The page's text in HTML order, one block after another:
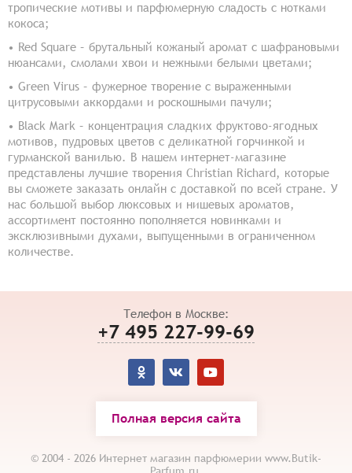
тропические мотивы и парфюмерную сладость с нотками
кокоса;
• Red Square – брутальный кожаный аромат с шафрановыми
нюансами, смолами хвои и нежными белыми цветами;
• Green Virus – фужерное творение с выраженными
цитрусовыми аккордами и роскошными пачули;
• Black Mark – концентрация сладких фруктово-ягодных
мотивов, пудровых цветов с деликатной горчинкой и
гурманской ванилью. В нашем интернет-магазине
представлены лучшие творения Christian Richard, которые
вы сможете заказать онлайн с доставкой по всей стране. У
нас большой выбор люксовых и нишевых ароматов,
ассортимент постоянно пополняется новинками и
эксклюзивными духами, выпущенными в ограниченном
количестве.
Телефон в Москве:
+7 495 227-99-69
Полная версия сайта
© 2004 - 2026 Интернет магазин парфюмерии www.Butik-